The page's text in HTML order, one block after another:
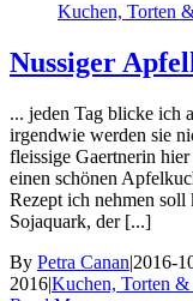
Kuchen, Torten
Nussiger
... jeden Tag blicke ich
irgendwie werden sie
fleissige Gaertnerin
einen schönen
Rezept ich nehmen
Sojaquark, der [...]
By Petra Canan|2016-
2016|Kuchen, Torten &